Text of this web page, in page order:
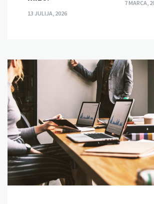
13 JULIJA, 2026
7 MARCA,